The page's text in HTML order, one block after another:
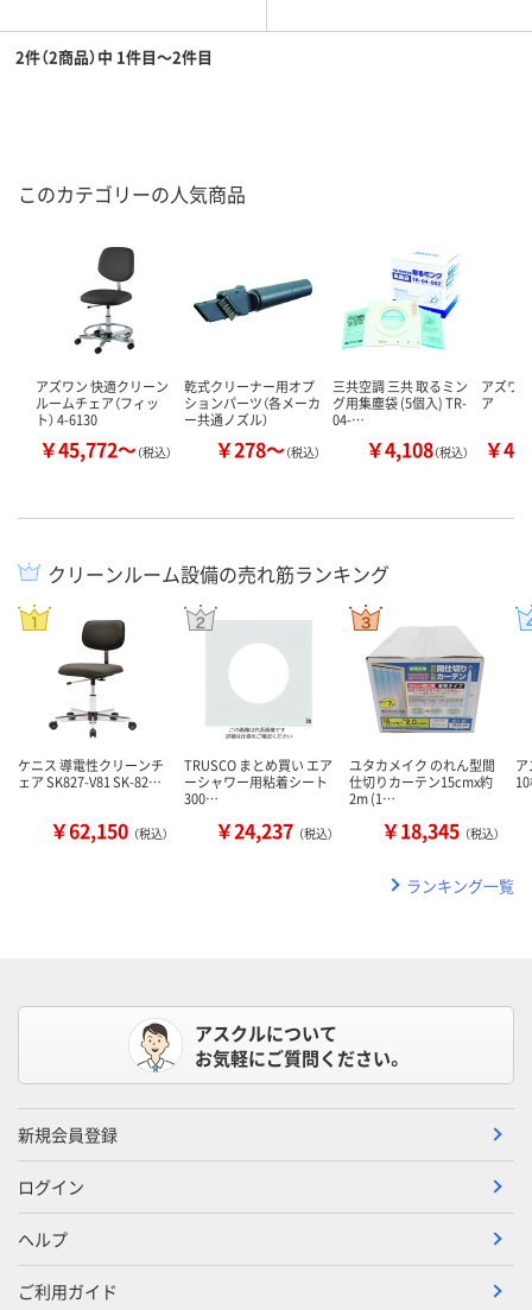
2件（2商品）中 1件目～2件目
このカテゴリーの人気商品
アズワン 快適クリーン
ルームチェア（フィッ
ト） 4-6130
￥45,772～（税込）
乾式クリーナー用オプ
ションパーツ（各メーカ
ー共通ノズル）
￥278～（税込）
三共空調 三共 取るミン
グ用集塵袋 (5個入) TR-
04-…
￥4,108（税込）
アズワ
ア
￥
クリーンルーム設備の売れ筋ランキング
ケニス 導電性クリーンチ
ェア SK827-V81 SK-82…
￥62,150 （税込）
TRUSCO まとめ買い エア
ーシャワー用粘着シート
300…
￥24,237 （税込）
ユタカメイク のれん型間
仕切りカーテン15cmx約
2m (1…
￥18,345 （税込）
ランキング一覧
アスクルについて
お気軽にご質問ください。
新規会員登録
ログイン
ヘルプ
ご利用ガイド